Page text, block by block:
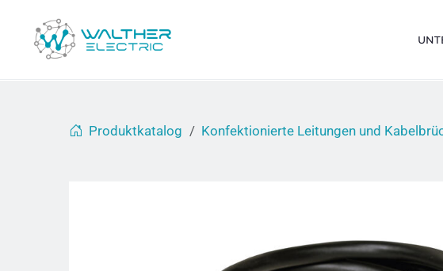
Produktkatalog Konfektionierte Leitungen und